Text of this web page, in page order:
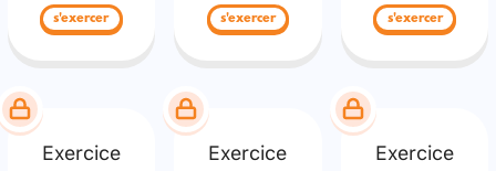
s'exercer s'exercer s'exercer
Exercice Exercice Exercice